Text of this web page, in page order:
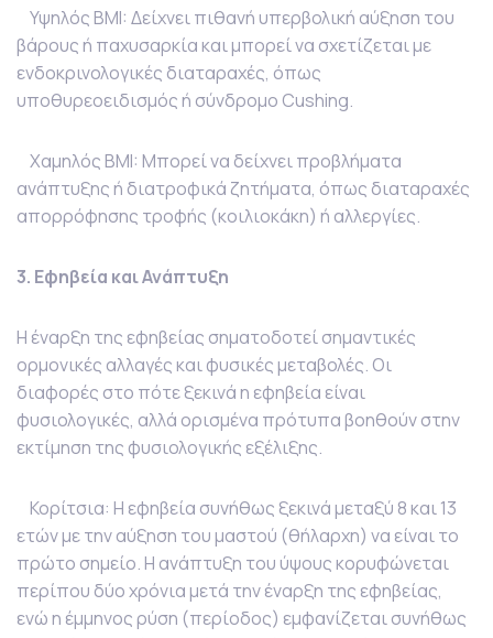
Υψηλός BMI: Δείχνει πιθανή υπερβολική αύξηση του
βάρους ή παχυσαρκία και μπορεί να σχετίζεται με
ενδοκρινολογικές διαταραχές, όπως
υποθυρεοειδισμός ή σύνδρομο Cushing.
Χαμηλός BMI: Μπορεί να δείχνει προβλήματα
ανάπτυξης ή διατροφικά ζητήματα, όπως διαταραχές
απορρόφησης τροφής (κοιλιοκάκη) ή αλλεργίες.
3. Εφηβεία και Ανάπτυξη
Η έναρξη της εφηβείας σηματοδοτεί σημαντικές
ορμονικές αλλαγές και φυσικές μεταβολές. Οι
διαφορές στο πότε ξεκινά η εφηβεία είναι
φυσιολογικές, αλλά ορισμένα πρότυπα βοηθούν στην
εκτίμηση της φυσιολογικής εξέλιξης.
Κορίτσια: Η εφηβεία συνήθως ξεκινά μεταξύ 8 και 13
ετών με την αύξηση του μαστού (θήλαρχη) να είναι το
πρώτο σημείο. Η ανάπτυξη του ύψους κορυφώνεται
περίπου δύο χρόνια μετά την έναρξη της εφηβείας,
ενώ η έμμηνος ρύση (περίοδος) εμφανίζεται συνήθως